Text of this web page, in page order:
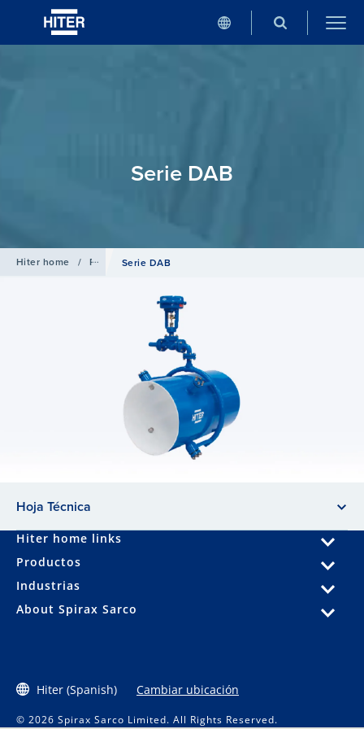
Serie DAB
Hiter home / Productos / Desobrecalentadores de vapor
Serie DAB
Hoja Técnica
Hiter home links
Productos
Industrias
About Spirax Sarco
Hiter (Spanish) Cambiar ubicación
© 2026 Spirax Sarco Limited. All Rights Reserved.